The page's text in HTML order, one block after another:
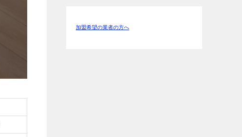
加盟希望の業者の方へ